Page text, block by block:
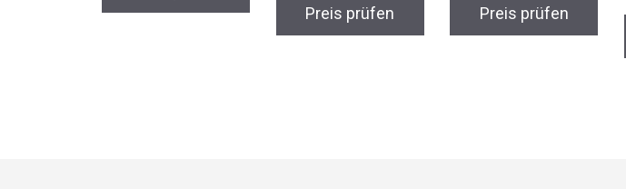
Preis prüfen Preis prüfen